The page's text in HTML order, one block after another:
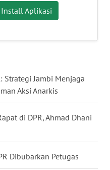
Install Aplikasi
Strategi Jambi Menjaga
Aksi Anarkis
di DPR, Ahmad Dhani
Dibubarkan Petugas